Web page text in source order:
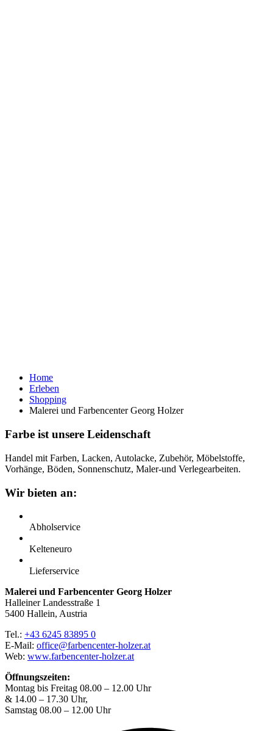
Home
Erleben
Shopping
Malerei und Farbencenter Georg Holzer
Farbe ist unsere Leidenschaft
Handel mit Farben, Lacken, Autolacke, Zubehör, Möbelstoffe,
Vorhänge, Böden, Sonnenschutz, Maler-und Verlegearbeiten.
Wir bieten an:
Abholservice
Kelteneuro
Lieferservice
Malerei und Farbencenter Georg Holzer
Halleiner Landesstraße 1
5400 Hallein, Austria
Tel.: +43 6245 83895 0
E-Mail: office@farbencenter-holzer.at
Web: www.farbencenter-holzer.at
Öffnungszeiten:
Montag bis Freitag 08.00 – 12.00 Uhr
& 14.00 – 17.30 Uhr,
Samstag 08.00 – 12.00 Uhr